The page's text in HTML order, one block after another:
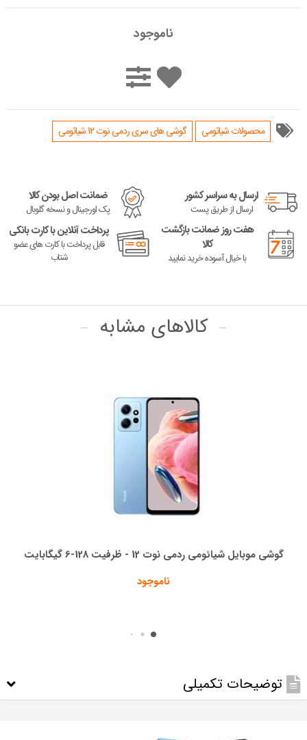
ناموجود
محصولات شیائومی گوشی های سری ردمی نوت 12 شیائومی
ارسال به سراسر کشور
ارسال از طریق پست
ضمانت اصل بودن کالا
پک اورجینال و نسخه گلوبال
هفت روز ضمانت بازگشت
کالا
با خیال آسوده خرید نمایید
پرداخت آنلاین با کارت بانکی
قابل پرداخت با کارت های عضو
شتاب
کالاهای مشابه
گوشی موبایل شیائومی ردمی نوت 12 - ظرفیت 128-6 گیگابایت
ناموجود
توضیحات تکمیلی